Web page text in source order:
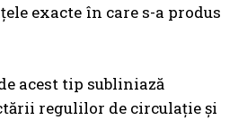
exacte în care s-a produs
acest tip subliniază
regulilor de circulație și